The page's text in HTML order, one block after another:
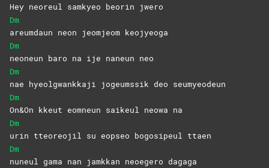
Hey neoreul samkyeo beorin jwero
Dm
areumdaun neon jeomjeom keojyeoga
Dm
neoneun baro na ije naneun neo
Dm
nae hyeolgwankkaji jogeumssik deo seumyeodeun
Dm
On&On kkeut eomneun saikeul neowa na
Dm
urin tteoreojil su eopseo bogosipeul ttaen
Dm
nuneul gama nan jamkkan neoegero dagaga